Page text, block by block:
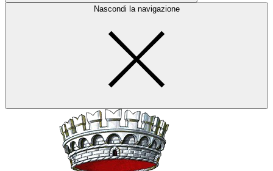
Nascondi la navigazione